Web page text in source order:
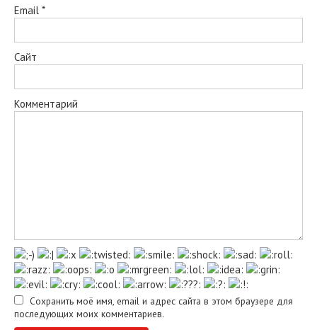
Email *
Сайт
Комментарий
Сохранить моё имя, email и адрес сайта в этом браузере для
последующих моих комментариев.